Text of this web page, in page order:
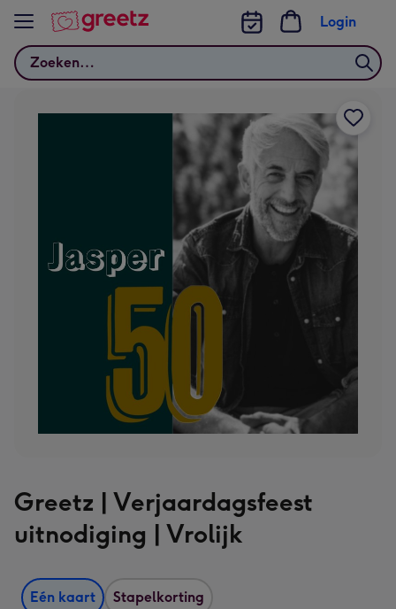
Bekijk meer
Zoeken
Login
Greetz | Verjaardagsfeest
uitnodiging | Vrolijk
Eén kaart Stapelkorting